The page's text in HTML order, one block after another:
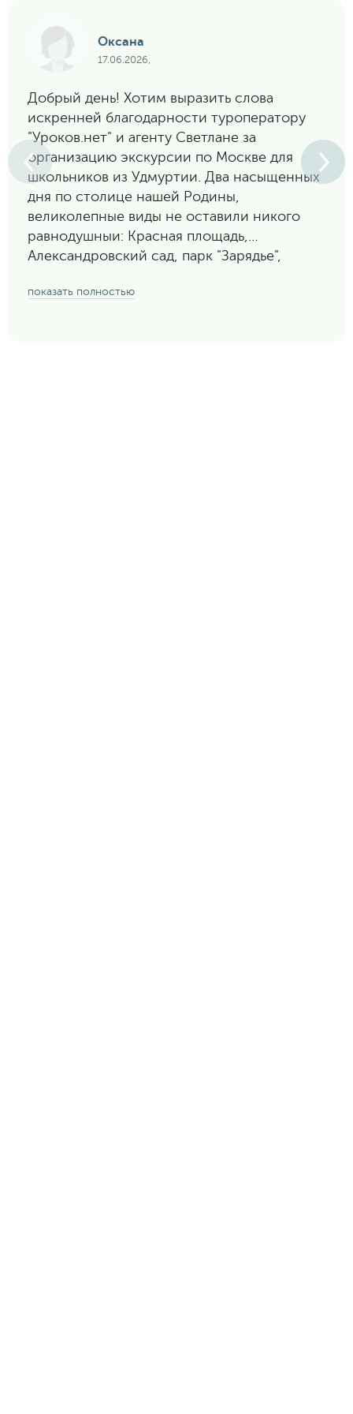
Оксана
17.06.2026,
Добрый день! Хотим выразить слова
искренней благодарности туроператору
"Уроков.нет" и агенту Светлане за
организацию экскурсии по Москве для
школьников из Удмуртии. Два насыщенных
дня по столице нашей Родины,
великолепные виды не оставили никого
равнодушныи: Красная площадь,
Александровский сад, парк "Зарядье",
Москва-сити. Программа разработана с
показать полностью